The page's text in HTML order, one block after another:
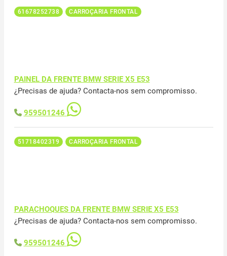
61678252738 CARROÇARIA FRONTAL
PAINEL DA FRENTE BMW SERIE X5 E53
¿Precisas de ajuda? Contacta-nos sem compromisso.
959501246
51718402319 CARROÇARIA FRONTAL
PARACHOQUES DA FRENTE BMW SERIE X5 E53
¿Precisas de ajuda? Contacta-nos sem compromisso.
959501246